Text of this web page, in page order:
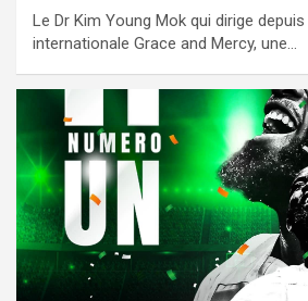
Le Dr Kim Young Mok qui dirige
internationale Grace and Mercy, une…